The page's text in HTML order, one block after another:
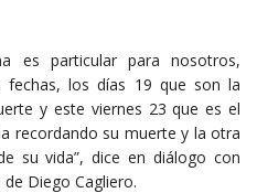
es particular para nosotros,
los días 19 que son la
y este viernes 23 que es el
recordando su muerte y la otra
su vida”, dice en diálogo con
Diego Cagliero.